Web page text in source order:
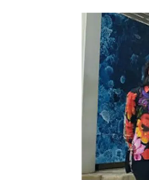
Ciència oberta i gestió del